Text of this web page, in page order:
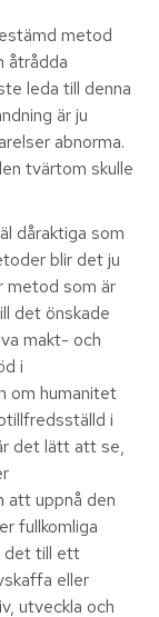
metod
åtrådda
leda till denna
är ju
abnorma.
tvärtom skulle
dåraktiga som
blir det ju
metod som är
det önskade
makt- och
i
om humanitet
i
det lätt att se,
att uppnå den
fullkomliga
det till ett
eller
utveckla och